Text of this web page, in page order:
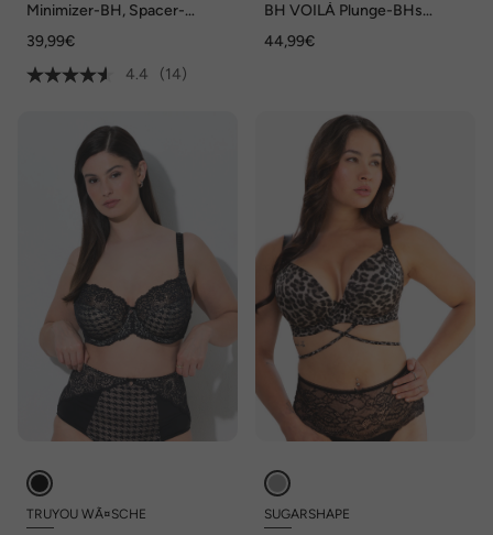
Minimizer-BH, Spacer-
E
39,99€
4.4
(14)
BH VOILÀ Plunge-BHs
Shirt-BHs
44,99€
TRUYOU WÃ¤SCHE SUGARSHAPE